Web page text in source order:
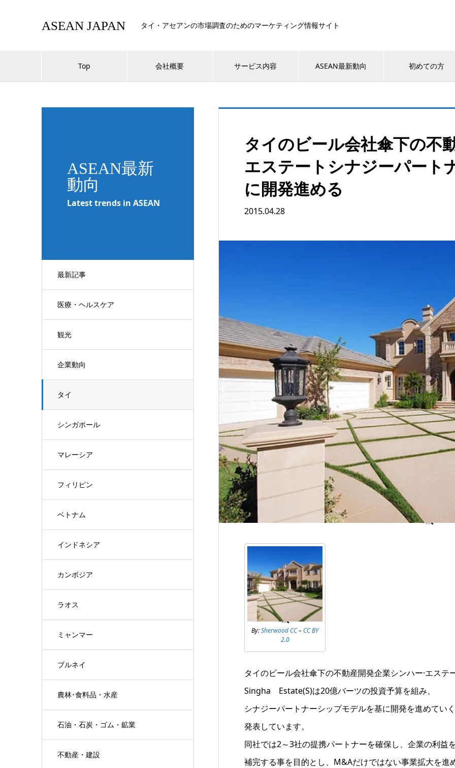
ASEAN JAPAN タイ・アセアンの市場調査のためのマーケティング情報サイト
Top 会社概要 サービス内容 ASEAN最新動向 初めての方
ASEAN最新
動向
Latest trends in ASEAN
最新記事
医療・ヘルスケア
観光
企業動向
タイ
シンガポール
マレーシア
フィリピン
ベトナム
インドネシア
カンボジア
ラオス
ミャンマー
ブルネイ
農林･食料品・水産
石油・石炭・ゴム・鉱業
不動産・建設
タイのビール会社傘下の不
エステートシナジーパート
に開発進める
2015.04.28
By:Sherwood CC–CC BY
2.0
タイのビール会社傘下の不動産開発企業シンハー·エステ
Singha Estate(S)は20億バーツの投資予算を組み、
シナジーパートナーシップモデルを基に開発を進めてい
発表しています。
同社では2～3社の提携パートナーを確保し、企業の利益
補完する事を目的とし、M&Aだけではない事業拡大を進